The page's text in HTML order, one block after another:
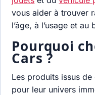
vous aider à trouver
l’âge, à l’usage et au
Pourquoi
Cars ?
Les produits issus
pour leur univers